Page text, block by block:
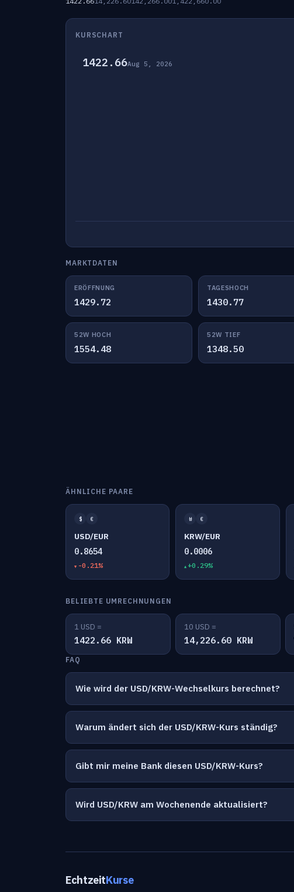
KURSCHART
1422.66Aug 5, 2026
MARKTDATEN
ERÖFFNUNG
1429.72
TAGESHOCH
1430.77
52W HOCH
1554.48
52W TIEF
1348.50
ÄHNLICHE PAARE
$ €
USD/EUR
0.8654
-0.21%
₩ €
KRW/EUR
0.0006
+0.29%
BELIEBTE UMRECHNUNGEN
1 USD =
1422.66 KRW
10 USD =
14,226.60 KRW
FAQ
Wie wird der USD/KRW-Wechselkurs berechnet?
Warum ändert sich der USD/KRW-Kurs ständig?
Gibt mir meine Bank diesen USD/KRW-Kurs?
Wird USD/KRW am Wochenende aktualisiert?
EchtzeitKurse